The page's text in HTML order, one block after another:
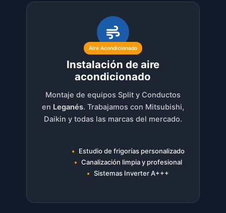
Aire Acondicionado
Instalación de aire
acondicionado
Montaje de equipos Split y Conductos
en Leganés. Trabajamos con Mitsubishi,
Daikin y todas las marcas del mercado.
Estudio de frigorías personalizado
Canalización limpia y profesional
Sistemas Inverter A+++